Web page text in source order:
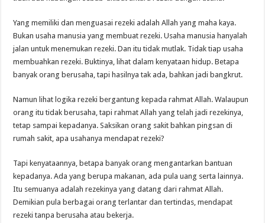
Yang memiliki dan menguasai rezeki adalah Allah yang maha kaya.
Bukan usaha manusia yang membuat rezeki. Usaha manusia hanyalah
jalan untuk menemukan rezeki. Dan itu tidak mutlak. Tidak tiap usaha
membuahkan rezeki. Buktinya, lihat dalam kenyataan hidup. Betapa
banyak orang berusaha, tapi hasilnya tak ada, bahkan jadi bangkrut.
Namun lihat logika rezeki bergantung kepada rahmat Allah. Walaupun
orang itu tidak berusaha, tapi rahmat Allah yang telah jadi rezekinya,
tetap sampai kepadanya. Saksikan orang sakit bahkan pingsan di
rumah sakit, apa usahanya mendapat rezeki?
Tapi kenyataannya, betapa banyak orang mengantarkan bantuan
kepadanya. Ada yang berupa makanan, ada pula uang serta lainnya.
Itu semuanya adalah rezekinya yang datang dari rahmat Allah.
Demikian pula berbagai orang terlantar dan tertindas, mendapat
rezeki tanpa berusaha atau bekerja.